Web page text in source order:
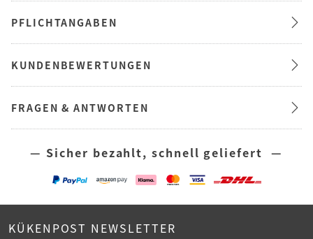
PFLICHTANGABEN
KUNDENBEWERTUNGEN
FRAGEN & ANTWORTEN
— Sicher bezahlt, schnell geliefert —
KÜKENPOST NEWSLETTER